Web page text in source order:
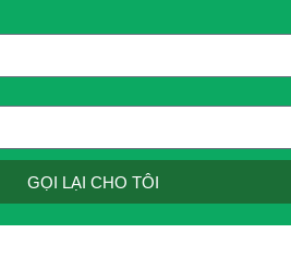
GỌI LẠI CHO TÔI